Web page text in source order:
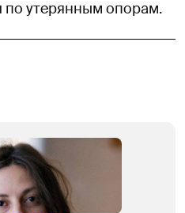
по утерянным опорам.